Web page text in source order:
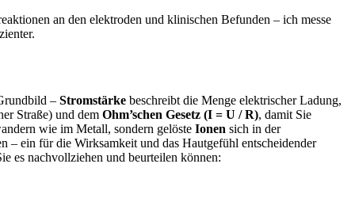
an den elektroden und klinischen Befunden – ich messe
– Stromstärke beschreibt⁣ die⁣ Menge elektrischer Ladung,
Straße) und‌ dem Ohm’schen Gesetz (I = U / R), damit Sie
wie im Metall, sondern gelöste Ionen sich in der
– ein für die Wirksamkeit ⁢und das Hautgefühl entscheidender
es ⁤nachvollziehen und beurteilen können:​